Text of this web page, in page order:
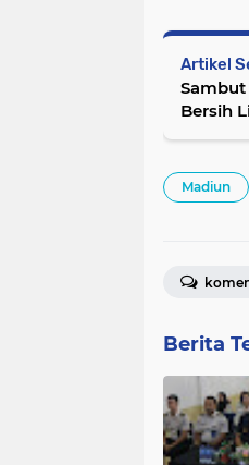
Artikel
Sambut
Bersih
Madiun
Berita